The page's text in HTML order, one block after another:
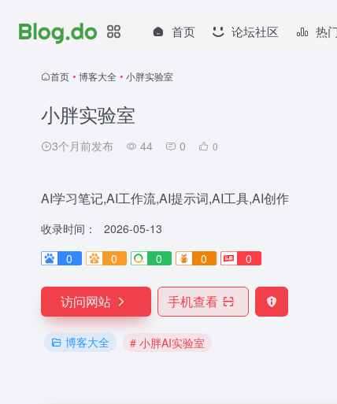
首页 论坛社区 热
首页 • 博客大全 • 小胖实验室
小胖实验室
3个月前发布 44 0 0
AI学习笔记,AI工作流,AI提示词,AI工具,AI创作
收录时间：
2026-05-13
0
0 0 0 0
访问网站 手机查看
博客大全 # 小胖AI实验室